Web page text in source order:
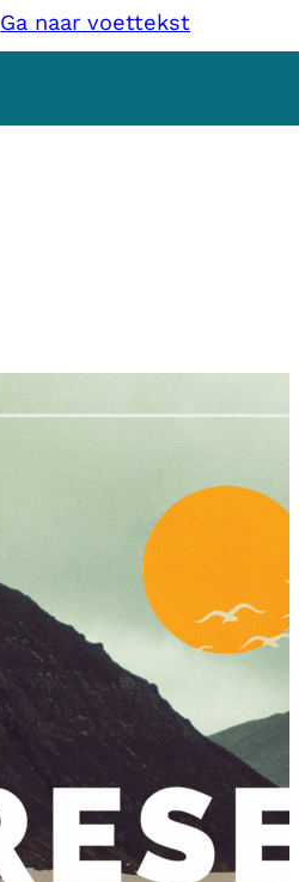
Ga naar voettekst